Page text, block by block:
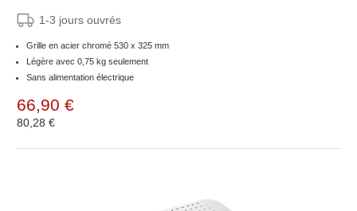
1-3 jours ouvrés
Grille en acier chromé 530 x 325 mm
Légère avec 0,75 kg seulement
Sans alimentation électrique
66,90 €
80,28 €